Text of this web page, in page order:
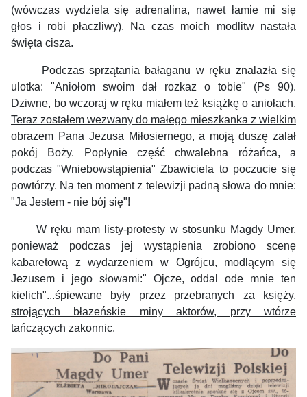
(wówczas wydziela się adrenalina, nawet łamie mi się
głos i robi płaczliwy).
Na czas moich modlitw nastała
święta cisza.
Podczas sprzątania bałaganu w ręku znalazła się
ulotka: "Aniołom swoim dał rozkaz o tobie" (Ps 90).
Dziwne, bo wczoraj w ręku miałem też książkę o aniołach.
Teraz zostałem wezwany do małego mieszkanka z wielkim
obrazem Pana Jezusa Miłosiernego, a moją duszę zalał
pokój Boży. Popłynie część chwalebna różańca, a
podczas "Wniebowstąpienia" Zbawiciela to poczucie się
powtórzy. Na ten moment z telewizji padną słowa do mnie:
"Ja Jestem - nie bój się"!
W ręku mam listy-protesty w stosunku Magdy Umer,
ponieważ podczas jej wystąpienia zrobiono scenę
kabaretową z wydarzeniem w Ogrójcu, modlącym się
Jezusem i jego słowami:" Ojcze, oddal ode mnie ten
kielich"...śpiewane były przez przebranych za księży,
strojących błazeńskie miny aktorów, przy wtórze
tańczących zakonnic.